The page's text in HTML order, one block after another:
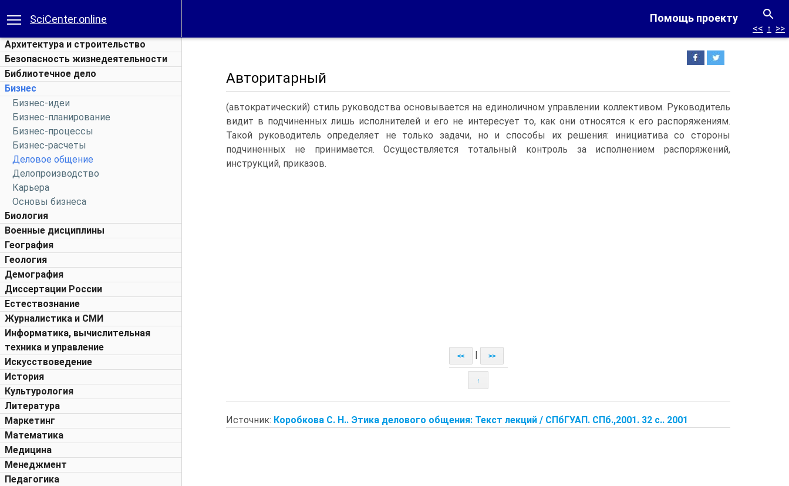
Помощь проекту
SciCenter.online
Архитектура и строительство
Безопасность жизнедеятельности
Библиотечное дело
Бизнес
Бизнес-идеи
Бизнес-планирование
Бизнес-процессы
Бизнес-расчеты
Деловое общение
Делопроизводство
Карьера
Основы бизнеса
Биология
Военные дисциплины
География
Геология
Демография
Диссертации России
Естествознание
Журналистика и СМИ
Информатика, вычислительная
техника и управление
Искусствоведение
История
Культурология
Литература
Маркетинг
Математика
Медицина
Менеджмент
Педагогика
<< ↑ >>
Авторитарный
(автократический) стиль руководства основывается на единоличном управлении коллективом. Руководитель
видит в подчиненных лишь исполнителей и его не интересует то, как они относятся к его распоряжениям.
Такой руководитель определяет не только задачи, но и способы их решения: инициатива со стороны
подчиненных не принимается. Осуществляется тотальный контроль за исполнением распоряжений,
инструкций, приказов.
<< >>
↑
Источник: Коробкова С. Н.. Этика делового общения: Текст лекций / СПбГУАП. СПб.,2001. 32 с.. 2001